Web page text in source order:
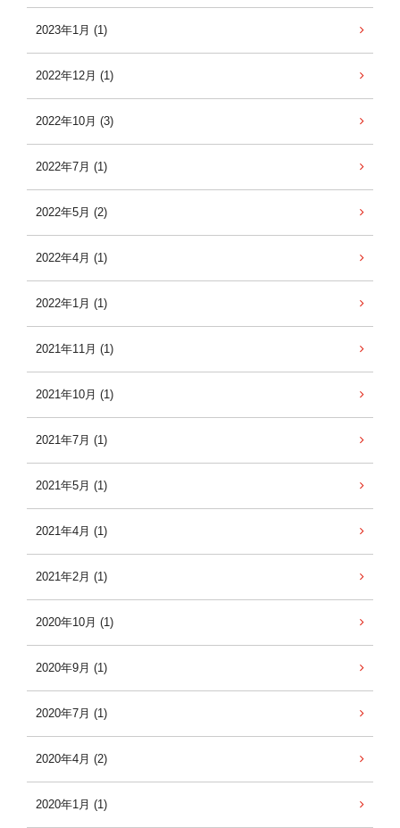
2023年1月 (1)
2022年12月 (1)
2022年10月 (3)
2022年7月 (1)
2022年5月 (2)
2022年4月 (1)
2022年1月 (1)
2021年11月 (1)
2021年10月 (1)
2021年7月 (1)
2021年5月 (1)
2021年4月 (1)
2021年2月 (1)
2020年10月 (1)
2020年9月 (1)
2020年7月 (1)
2020年4月 (2)
2020年1月 (1)